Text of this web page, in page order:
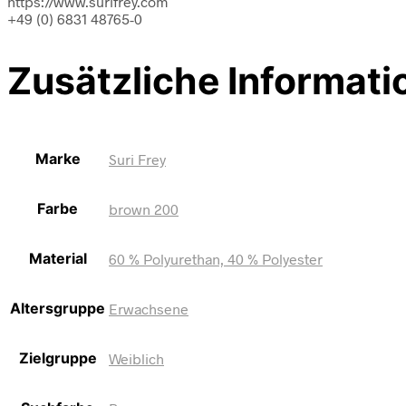
+49 (0) 6831 48765-0
Zusätzliche
Marke Suri Frey
Farbe brown 200
Material 60 % Polyurethan, 40 % Polyester
Altersgruppe Erwachsene
Zielgruppe Weiblich